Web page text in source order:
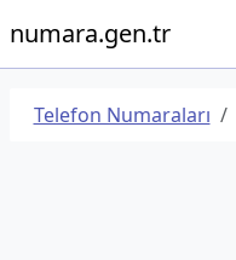
numara.gen.tr
Telefon Numaraları